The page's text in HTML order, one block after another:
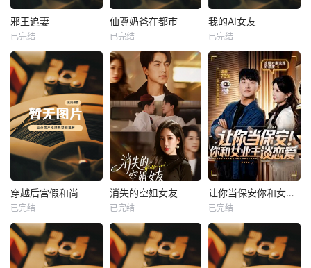
热播
邪王追妻
未知
邪王追妻
已完结
热播
未知
仙尊奶爸在都市
已完结
热播
我的AI女友
未知
我的AI女友
已完结
热播
未知
穿越后宫假和尚
已完结
热播
未知
消失的空姐女友
已完结
热播
未知
让你当保安你和女业主谈恋爱
已完结